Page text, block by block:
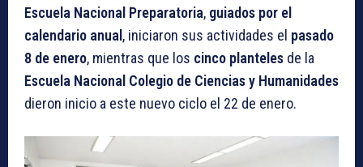
Escuela Nacional Preparatoria, guiados por el
calendario anual , iniciaron sus actividades el pasado
8 de enero, mientras que los cinco planteles de la
Escuela Nacional Colegio de Ciencias y Humanidades
dieron inicio a este nuevo ciclo el 22 de enero.